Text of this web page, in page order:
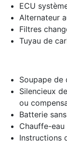
ECU
Alternateur
Filtres
Tuyau de
Soupape de
Silencieux
ou
Batterie
Chauffe-
Instructions